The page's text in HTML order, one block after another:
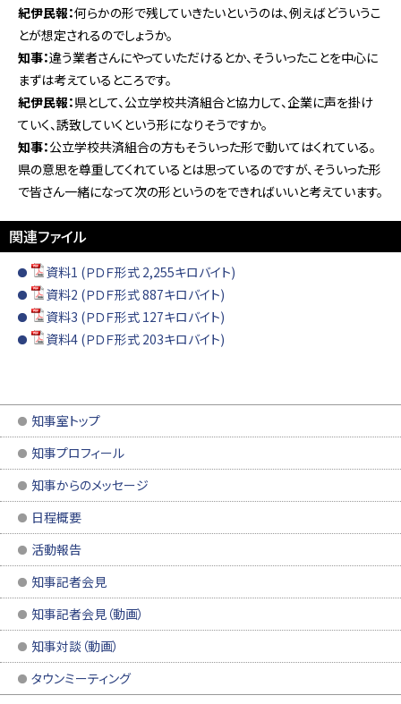
紀伊民報：何らかの形で残していきたいというのは、例えばどういうこ
とが想定されるのでしょうか。
知事：違う業者さんにやっていただけるとか、そういったことを中心に
まずは考えているところです。
紀伊民報：県として、公立学校共済組合と協力して、企業に声を掛け
ていく、誘致していくという形になりそうですか。
知事：公立学校共済組合の方もそういった形で動いてはくれている。
県の意思を尊重してくれているとは思っているのですが、そういった形
で皆さん一緒になって次の形というのをできればいいと考えています。
関連ファイル
資料1 (ＰＤＦ形式 2,255キロバイト)
資料2 (ＰＤＦ形式 887キロバイト)
資料3 (ＰＤＦ形式 127キロバイト)
資料4 (ＰＤＦ形式 203キロバイト)
知事室トップ
知事プロフィール
知事からのメッセージ
日程概要
活動報告
知事記者会見
知事記者会見（動画）
知事対談（動画）
タウンミーティング